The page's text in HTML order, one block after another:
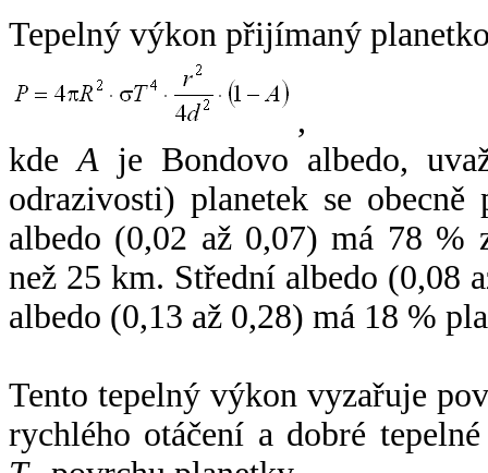
Tepelný výkon přijímaný
,
kdeA je Bondovo albedo,
odrazivosti) planetek se
albedo (0,02 až 0,07) má 78 %
než 25 km. Střední albedo (0,08
albedo (0,13 až 0,28) má 18 %
Tento tepelný výkon vyzařuje
rychlého otáčení a dobré